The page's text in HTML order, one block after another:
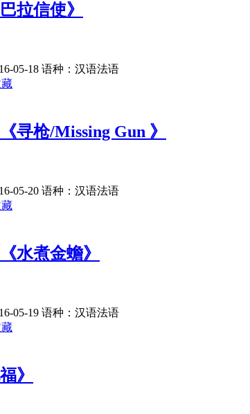
巴拉信使》
05-18 语种：汉语法语
《寻枪/Missing Gun 》
05-20 语种：汉语法语
《水煮金蟾》
05-19 语种：汉语法语
》